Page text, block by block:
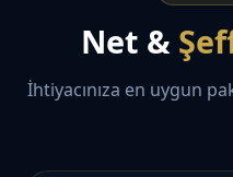
Net &
İhtiyacınıza en uygun